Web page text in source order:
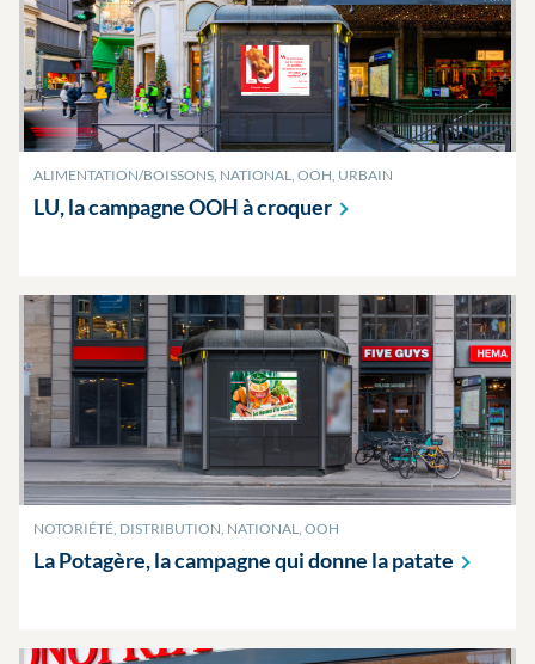
ALIMENTATION/BOISSONS, NATIONAL, OOH, URBAIN
LU, la campagne OOH àcroquer
NOTORIÉTÉ, DISTRIBUTION, NATIONAL, OOH
La Potagère, la campagne qui donne lapatate